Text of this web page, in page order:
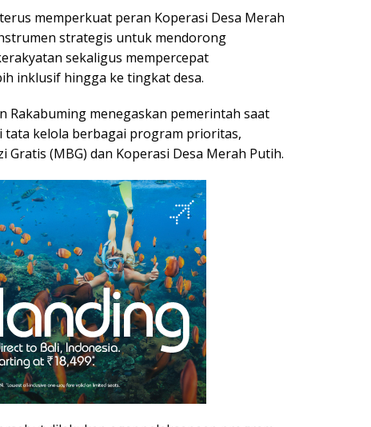
terus memperkuat peran Koperasi Desa Merah
strategis untuk mendorong
sekaligus mempercepat
inklusif hingga ke tingkat desa.
Rakabuming menegaskan pemerintah saat
tata kelola berbagai program prioritas,
Gratis (MBG) dan Koperasi Desa Merah Putih.